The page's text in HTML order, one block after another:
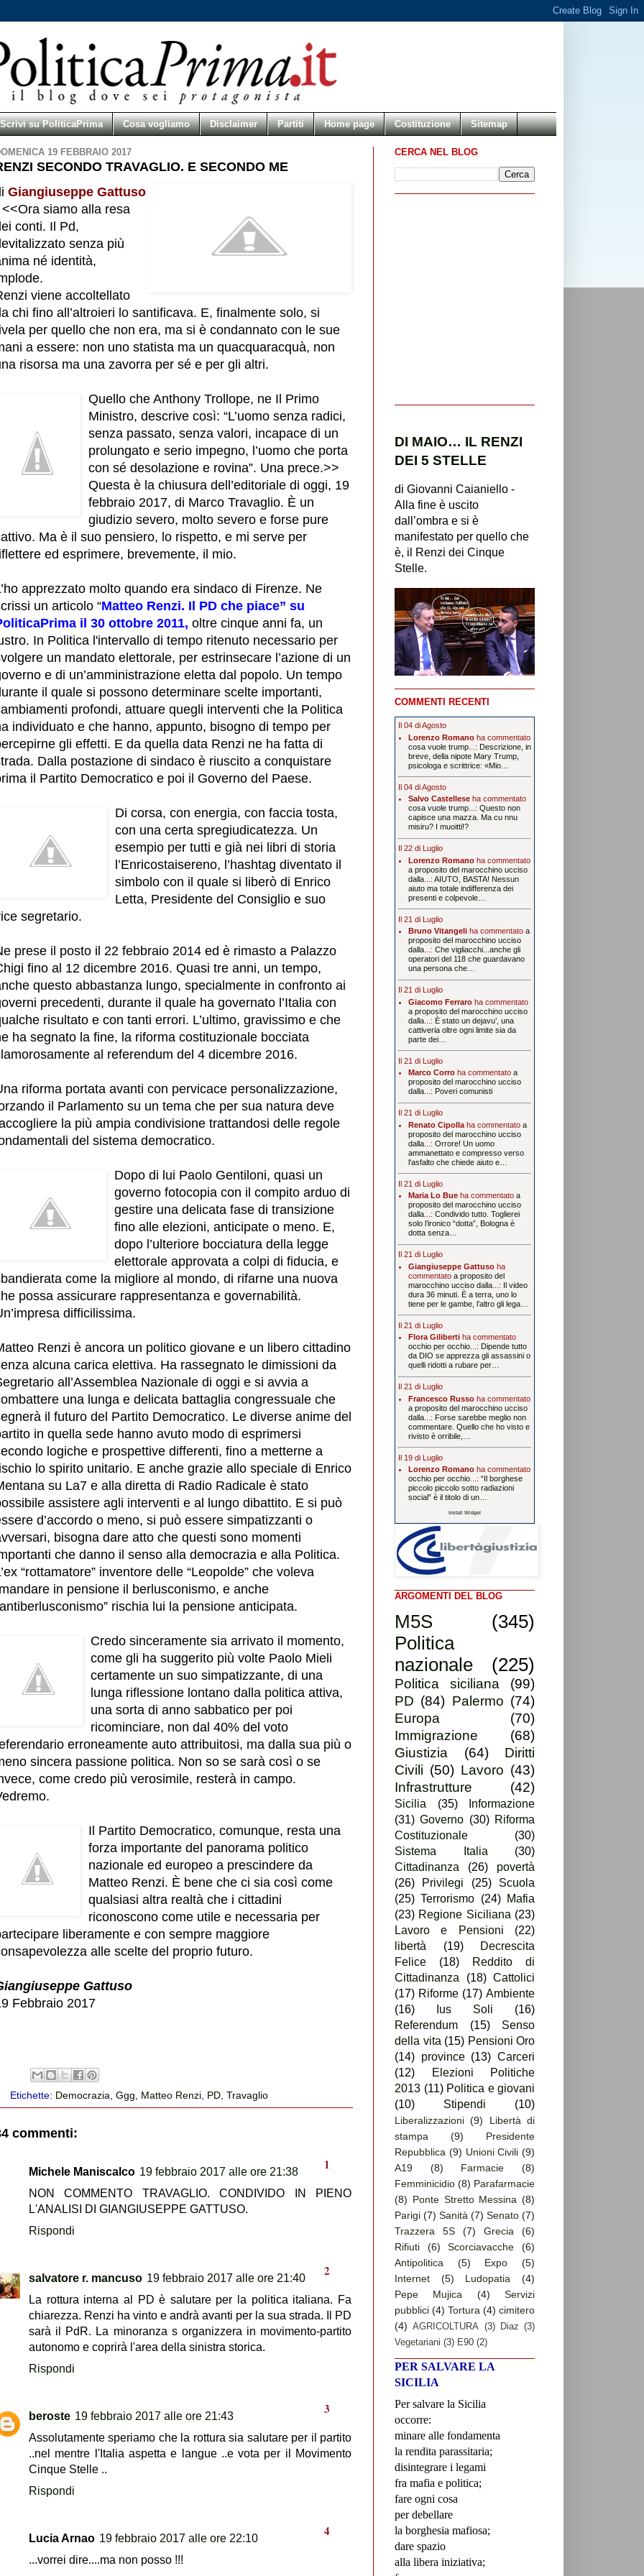
Scrivi su PoliticaPrima Cosa vogliamo Disclaimer Partiti Home page Costituzione Sitemap
19 FEBBRAIO 2017
SECONDO TRAVAGLIO. E SECONDO ME
Giangiuseppe Gattuso
siamo alla resa
conti. Il Pd,
senza più
né identità,
viene accoltellato
chi fino all’altroieri lo santificava. E, finalmente solo, si
per quello che non era, ma si è condannato con le sue
a essere: non uno statista ma un quacquaracquà, non
risorsa ma una zavorra per sé e per gli altri.
Quello che Anthony Trollope, ne Il Primo
Ministro, descrive così: “L’uomo senza radici,
senza passato, senza valori, incapace di un
prolungato e serio impegno, l’uomo che porta
con sé desolazione e rovina”. Una prece.>>
Questa è la chiusura dell’editoriale di oggi, 19
febbraio 2017, di Marco Travaglio. È un
giudizio severo, molto severo e forse pure
Ma è il suo pensiero, lo rispetto, e mi serve per
ed esprimere, brevemente, il mio.
apprezzato molto quando era sindaco di Firenze. Ne
un articolo “Matteo Renzi. Il PD che piace” su
il 30 ottobre 2011, oltre cinque anni fa, un
In Politica l'intervallo di tempo ritenuto necessario per
un mandato elettorale, per estrinsecare l’azione di un
e di un’amministrazione eletta dal popolo. Un tempo
il quale si possono determinare scelte importanti,
profondi, attuare quegli interventi che la Politica
individuato e che hanno, appunto, bisogno di tempo per
gli effetti. E da quella data Renzi ne ha fatta di
Dalla postazione di sindaco è riuscito a conquistare
il Partito Democratico e poi il Governo del Paese.
Di corsa, con energia, con faccia tosta,
con una certa spregiudicatezza. Un
esempio per tutti e già nei libri di storia
l’Enricostaisereno, l’hashtag diventato il
simbolo con il quale si liberò di Enrico
Letta, Presidente del Consiglio e suo
segretario.
prese il posto il 22 febbraio 2014 ed è rimasto a Palazzo
fino al 12 dicembre 2016. Quasi tre anni, un tempo,
questo abbastanza lungo, specialmente in confronto ai
precedenti, durante il quale ha governato l’Italia con
risultato e con tanti errori. L’ultimo, gravissimo e che
ha segnato la fine, la riforma costituzionale bocciata
al referendum del 4 dicembre 2016.
riforma portata avanti con pervicace personalizzazione,
il Parlamento su un tema che per sua natura deve
la più ampia condivisione trattandosi delle regole
del sistema democratico.
Dopo di lui Paolo Gentiloni, quasi un
governo fotocopia con il compito arduo di
gestire una delicata fase di transizione
fino alle elezioni, anticipate o meno. E,
dopo l’ulteriore bocciatura della legge
elettorale approvata a colpi di fiducia, e
come la migliore al mondo, di rifarne una nuova
possa assicurare rappresentanza e governabilità.
difficilissima.
Renzi è ancora un politico giovane e un libero cittadino
alcuna carica elettiva. Ha rassegnato le dimissioni da
all’Assemblea Nazionale di oggi e si avvia a
una lunga e delicata battaglia congressuale che
il futuro del Partito Democratico. Le diverse anime del
in quella sede hanno avuto modo di esprimersi
logiche e prospettive differenti, fino a metterne a
lo spirito unitario. E anche grazie allo speciale di Enrico
su La7 e alla diretta di Radio Radicale è stato
assistere agli interventi e al lungo dibattito. E si può
d’accordo o meno, si può essere simpatizzanti o
bisogna dare atto che questi sono momenti
che danno il senso alla democrazia e alla Politica.
“rottamatore” inventore delle “Leopolde” che voleva
in pensione il berlusconismo, e anche
rischia lui la pensione anticipata.
Credo sinceramente sia arrivato il momento,
come gli ha suggerito più volte Paolo Mieli
certamente un suo simpatizzante, di una
lunga riflessione lontano dalla politica attiva,
una sorta di anno sabbatico per poi
ricominciare, non dal 40% del voto
erroneamente auto attribuitosi, ma dalla sua più o
sincera passione politica. Non so se sarà così o se
come credo più verosimile, resterà in campo.
Il Partito Democratico, comunque, resta una
forza importante del panorama politico
nazionale ed europeo a prescindere da
Matteo Renzi. È bene che ci sia così come
qualsiasi altra realtà che i cittadini
riconoscono come utile e necessaria per
liberamente e con sempre maggiore
alle scelte del proprio futuro.
Gattuso
Febbraio 2017
Etichette: Democrazia ,Ggg Matteo Renzi PD ,Travaglio
commenti:
Michele Maniscalco 19 febbraio 2017 alle ore 21:38
NON COMMENTO TRAVAGLIO. CONDIVIDO IN PIENO
L'ANALISI DI GIANGIUSEPPE GATTUSO.
Rispondi
salvatore r. mancuso 19 febbraio 2017 alle ore 21:40
La rottura interna al PD è salutare per la politica italiana. Fa
chiarezza. Renzi ha vinto e andrà avanti per la sua strada. Il PD
sarà il PdR. La minoranza s organizzera in movimento-partito
autonomo e coprirà l'area della sinistra storica.
Rispondi
beroste 19 febbraio 2017 alle ore 21:43
Assolutamente speriamo che la rottura sia salutare per il partito
..nel mentre l'Italia aspetta e langue ..e vota per il Movimento
Cinque Stelle ..
Rispondi
Lucia Arnao 19 febbraio 2017 alle ore 22:10
...vorrei dire....ma non posso !!!
CERCA NEL BLOG
DI MAIO… IL RENZI
DEI 5 STELLE
di Giovanni Caianiello -
Alla fine è uscito
dall’ombra e si è
manifestato per quello che
è, il Renzi dei Cinque
Stelle.
COMMENTI RECENTI
Il 04 di Agosto
Lorenzo Romanoha commentato
cosa vuole trump...: Descrizione, in
breve, della nipote Mary Trump,
psicologa e scrittrice: «Mio…
Il 04 di Agosto
Salvo Castelleseha commentato
cosa vuole trump...: Questo non
capisce una mazza. Ma cu nnu
misiru? I muoitti!?
Il 22 di Luglio
Lorenzo Romanoha commentato
a proposito del marocchino ucciso
dalla...: AIUTO, BASTA! Nessun
aiuto ma totale indifferenza dei
presenti e colpevole…
Il 21 di Luglio
Bruno Vitangeliha commentato a
proposito del marocchino ucciso
dalla...: Che vigliacchi...anche gli
operatori del 118 che guardavano
una persona che…
Il 21 di Luglio
Giacomo Ferraroha commentato
a proposito del marocchino ucciso
dalla...: È stato un dejavu’, una
cattiveria oltre ogni limite sia da
parte dei…
Il 21 di Luglio
Marco Corroha commentato a
proposito del marocchino ucciso
dalla...: Poveri comunisti
Il 21 di Luglio
Renato Cipollaha commentato a
proposito del marocchino ucciso
dalla...: Orrore! Un uomo
ammanettato e compresso verso
l'asfalto che chiede aiuto e…
Il 21 di Luglio
Maria Lo Bueha commentato a
proposito del marocchino ucciso
dalla...: Condivido tutto. Toglierei
solo l’ironico “dotta”, Bologna è
dotta senza…
Il 21 di Luglio
Giangiuseppe Gattusoha
commentato a proposito del
marocchino ucciso dalla...: Il video
dura 36 minuti. È a terra, uno lo
tiene per le gambe, l’altro gli lega…
Il 21 di Luglio
Flora Gilibertiha commentato
occhio per occhio...: Dipende tutto
da DIO se apprezza gli assassini o
quelli ridotti a rubare per…
Il 21 di Luglio
Francesco Russoha commentato
a proposito del marocchino ucciso
dalla...: Forse sarebbe meglio non
commentare. Quello che ho visto e
rivisto è orribile,…
Il 19 di Luglio
Lorenzo Romanoha commentato
occhio per occhio...: “Il borghese
piccolo piccolo sotto radiazioni
social” è il titolo di un…
Install Widget
ARGOMENTI DEL BLOG
M5S
(345)
Politica
nazionale
(225)
Politica siciliana
(99)
PD (84) Palermo (74)
Europa
(70)
Immigrazione
(68)
Giustizia
(64)
Diritti
Civili (50) Lavoro (43)
Infrastrutture
(42)
Sicilia (35)
Informazione
(31) Governo (30) Riforma
Costituzionale
(30)
Sistema Italia
(30)
Cittadinanza
(26)
povertà
(26)
Privilegi (25)
Scuola
(25) Terrorismo (24)
Mafia
(23) Regione Siciliana (23)
Lavoro e Pensioni
(22)
libertà
(19)
Decrescita
Felice
(18)
Reddito di
Cittadinanza
(18) Cattolici
(17) Riforme (17) Ambiente
(16)
Ius Soli
(16)
Referendum
(15)
Senso
della vita (15) Pensioni Oro
(14) province (13) Carceri
(12)
Elezioni Politiche
2013 (11) Politica e giovani
(10)
Stipendi (10)
Liberalizzazioni (9)
Libertà di
stampa
(9)
Presidente
Repubblica (9) Unioni Civili (9)
A19
(8) Farmacie
(8)
Femminicidio (8) Parafarmacie
(8) Ponte Stretto Messina (8)
Parigi (7) Sanità (7) Senato (7)
Trazzera 5S
(7) Grecia
(6)
Rifiuti
(6) Scorciavacche
(6)
Antipolitica
(5) Expo
(5)
Internet
(5) Ludopatia
(4)
Pepe Mujica
(4)
Servizi
pubblici (4) Tortura (4) cimitero
(4) AGRICOLTURA (3) Diaz (3)
Vegetariani (3) E90 (2)
PER SALVARE LA
SICILIA
Per salvare la Sicilia
occorre:
minare alle fondamenta
la rendita parassitaria;
disintegrare i legami
fra mafia e politica;
fare ogni cosa
per debellare
la borghesia mafiosa;
dare spazio
alla libera iniziativa;